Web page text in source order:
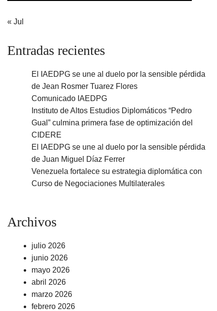
« Jul
Entradas recientes
El IAEDPG se une al duelo por la sensible pérdida
de Jean Rosmer Tuarez Flores
Comunicado IAEDPG
Instituto de Altos Estudios Diplomáticos “Pedro
Gual” culmina primera fase de optimización del
CIDERE
El IAEDPG se une al duelo por la sensible pérdida
de Juan Miguel Díaz Ferrer
Venezuela fortalece su estrategia diplomática con
Curso de Negociaciones Multilaterales
Archivos
julio 2026
junio 2026
mayo 2026
abril 2026
marzo 2026
febrero 2026